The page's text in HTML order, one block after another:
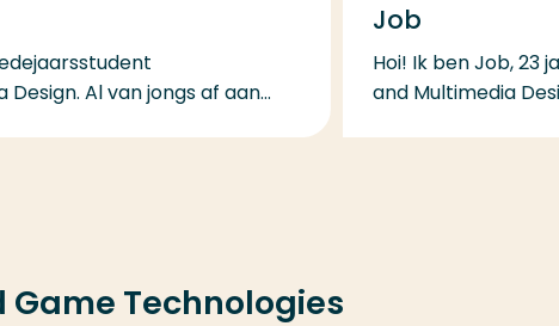
Al van jongs af aan...
Job
Hoi! Ik ben Job, 23
and Multimedia
Technologies